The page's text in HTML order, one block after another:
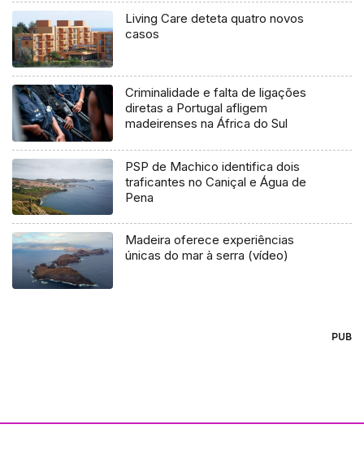
Living Care deteta quatro novos
casos
Criminalidade e falta de ligações
diretas a Portugal afligem
madeirenses na África do Sul
PSP de Machico identifica dois
traficantes no Caniçal e Água de
Pena
Madeira oferece experiências
únicas do mar à serra (vídeo)
PUB